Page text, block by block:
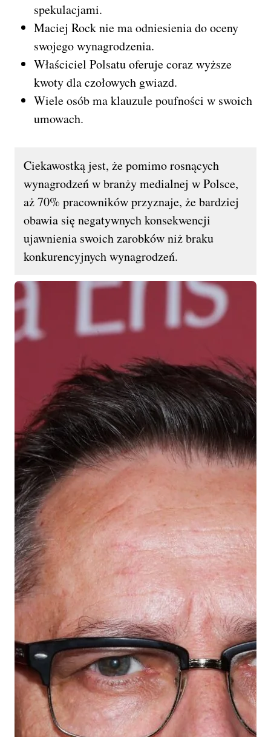
spekulacjami.
Maciej Rock nie ma odniesienia do oceny
swojego wynagrodzenia.
Właściciel Polsatu oferuje coraz wyższe
kwoty dla czołowych gwiazd.
Wiele osób ma klauzule poufności w swoich
umowach.
Ciekawostką jest, że pomimo rosnących
wynagrodzeń w branży medialnej w Polsce,
aż 70% pracowników przyznaje, że bardziej
obawia się negatywnych konsekwencji
ujawnienia swoich zarobków niż braku
konkurencyjnych wynagrodzeń.